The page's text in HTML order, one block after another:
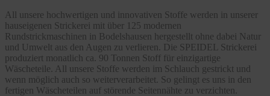
All unsere hochwertigen und innovativen Stoffe werden in unserer
hauseigenen Strickerei mit über 125 modernen
Rundstrickmaschinen in Bodelshausen hergestellt ohne dabei Natur
und Umwelt aus den Augen zu verlieren. Die SPEIDEL Strickerei
produziert monatlich ca. 90 Tonnen Stoff für einzigartige
Wäscheteile. All unsere Stoffe werden im Schlauch gestrickt und
wenn möglich auch so weiterverarbeitet. So gelingt es uns in den
fertigen Wäscheteilen auf störende Seitennähte zu verzichten.